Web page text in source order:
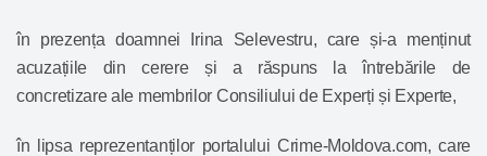
în prezența doamnei Irina Selevestru, care și-a menținut
acuzațiile din cerere și a răspuns la întrebările de
concretizare ale membrilor Consiliului de Experți și Experte,
în lipsa reprezentanților portalului Crime-Moldova.com, care